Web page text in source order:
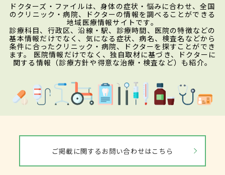
ドクターズ・ファイルは、身体の症状・悩みに合わせ、全国
のクリニック・病院、ドクターの情報を調べることができる
地域医療情報サイトです。
診療科目、行政区、沿線・駅、診療時間、医院の特徴などの
基本情報だけでなく、気になる症状、病名、検査名などから
条件に合ったクリニック・病院、ドクターを探すことができ
ます。 医院情報だけでなく、独自取材に基づき、ドクターに
関する情報（診療方針や得意な治療・検査など）も紹介。
ご掲載に関するお問い合わせはこちら